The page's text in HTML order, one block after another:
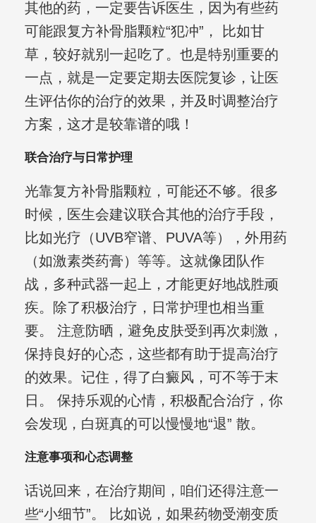
其他的药，一定要告诉医生，因为有些药
可能跟复方补骨脂颗粒“犯冲”， 比如甘
草，较好就别一起吃了。也是特别重要的
一点，就是一定要定期去医院复诊，让医
生评估你的治疗的效果，并及时调整治疗
方案，这才是较靠谱的哦！
联合治疗与日常护理
光靠复方补骨脂颗粒，可能还不够。很多
时候，医生会建议联合其他的治疗手段，
比如光疗（UVB窄谱、PUVA等），外用药
（如激素类药膏）等等。这就像团队作
战，多种武器一起上，才能更好地战胜顽
疾。除了积极治疗，日常护理也相当重
要。 注意防晒，避免皮肤受到再次刺激，
保持良好的心态，这些都有助于提高治疗
的效果。记住，得了白癜风，可不等于末
日。 保持乐观的心情，积极配合治疗，你
会发现，白斑真的可以慢慢地“退” 散。
注意事项和心态调整
话说回来，在治疗期间，咱们还得注意一
些“小细节”。 比如说，如果药物受潮变质